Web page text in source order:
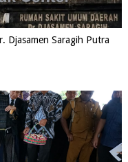
Djasamen Saragih Putra